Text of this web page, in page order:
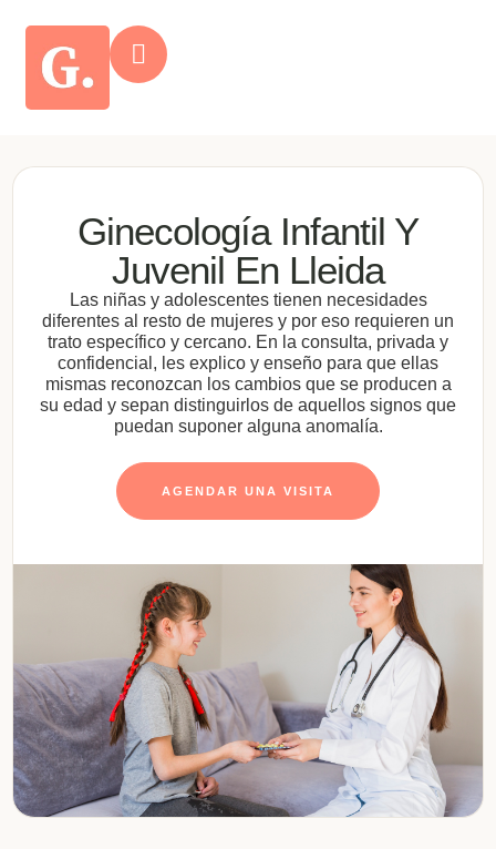
Ginecología Infantil Y
Juvenil En Lleida
Las niñas y adolescentes tienen necesidades
diferentes al resto de mujeres y por eso requieren un
trato específico y cercano. En la consulta, privada y
confidencial, les explico y enseño para que ellas
mismas reconozcan los cambios que se producen a
su edad y sepan distinguirlos de aquellos signos que
puedan suponer alguna anomalía.
AGENDAR UNA VISITA